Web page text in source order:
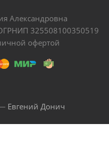
Александровна
325508100350519
офертой
Евгений Донич